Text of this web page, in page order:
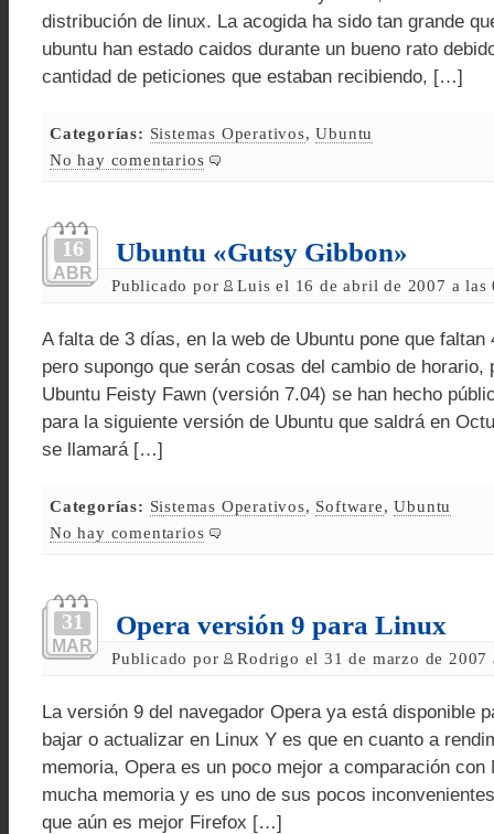
distribución de linux. La acogida ha sido tan grande
ubuntu han estado caidos durante un bueno rato
cantidad de peticiones que estaban recibiendo, […]
Categorías: Sistemas Operativos,Ubuntu
No hay comentarios
16
ABR
Ubuntu «Gutsy Gibbon»
Publicado por Luis el 16 de abril de 2007 a las
A falta de 3 días, en la web de Ubuntu pone que
pero supongo que serán cosas del cambio de horario,
Ubuntu Feisty Fawn (versión 7.04) se han hecho
para la siguiente versión de Ubuntu que saldrá en
se llamará […]
Categorías: Sistemas Operativos, Software,Ubuntu
No hay comentarios
31
MAR
Opera versión 9 para Linux
Publicado por Rodrigo el 31 de marzo de 2007
La versión 9 del navegador Opera ya está disponible
bajar o actualizar en Linux Y es que en cuanto a
memoria, Opera es un poco mejor a comparación con
mucha memoria y es uno de sus pocos
que aún es mejor Firefox […]